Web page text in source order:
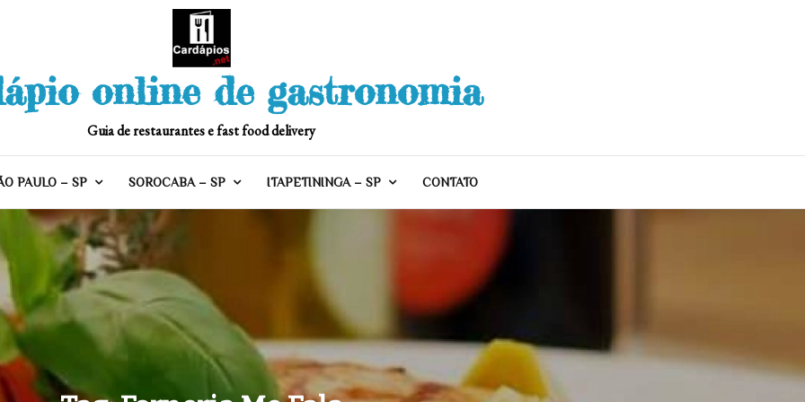
online de gastronomia
Guia de restaurantes e fast food delivery
PAULO – SP SOROCABA – SP ITAPETININGA – SP CONTATO